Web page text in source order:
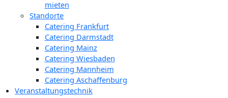
mieten
Standorte
Catering Frankfurt
Catering Darmstadt
Catering Mainz
Catering Wiesbaden
Catering Mannheim
Catering Aschaffenburg
Veranstaltungstechnik